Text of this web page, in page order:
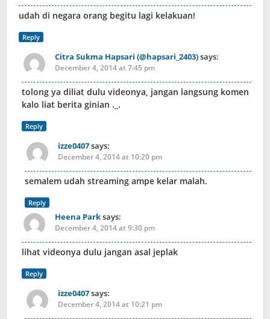
udah di negara orang begitu lagi kelakuan!
Reply
Citra Sukma Hapsari (@hapsari_2403)says:
December 4, 2014 at 7:45 pm
tolong ya diliat dulu videonya, jangan langsung komen
kalo liat berita ginian ._.
Reply
izze0407says:
December 4, 2014 at 10:20 pm
semalem udah streaming ampe kelar malah.
Reply
Heena Parksays:
December 4, 2014 at 9:30 pm
lihat videonya dulu jangan asal jeplak
Reply
izze0407says:
December 4, 2014 at 10:21 pm